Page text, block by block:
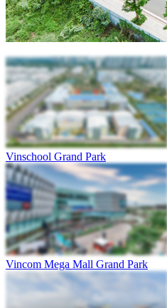
Vinschool Grand Park
Vincom Mega Mall Grand Park